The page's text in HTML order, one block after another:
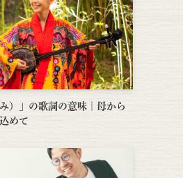
）」の歌詞の意味｜母から
めて